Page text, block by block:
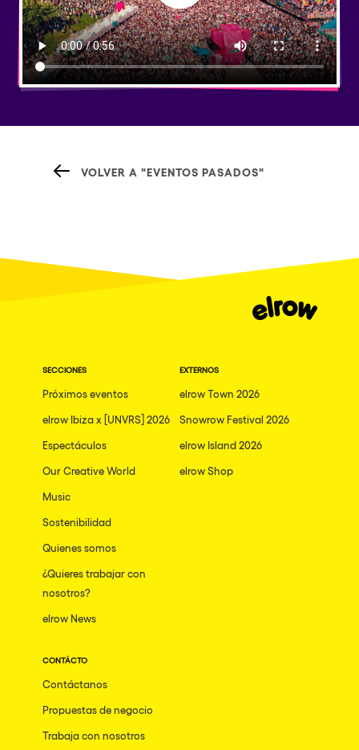
VOLVER A "EVENTOS PASADOS"
SECCIONES
Próximos eventos
elrow Ibiza x [UNVRS] 2026
Espectáculos
Our Creative World
Music
Sostenibilidad
Quienes somos
¿Quieres trabajar con
nosotros?
elrow News
EXTERNOS
elrow Town 2026
Snowrow Festival 2026
elrow Island 2026
elrow Shop
CONTÁCTO
Contáctanos
Propuestas de negocio
Trabaja con nosotros